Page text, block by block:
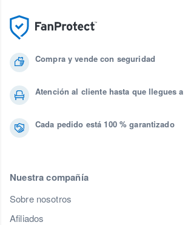
Compra y vende con seguridad
Atención al cliente hasta que llegues
Cada pedido está 100 % garantizado
Nuestra compañía
Sobre nosotros
Afiliados